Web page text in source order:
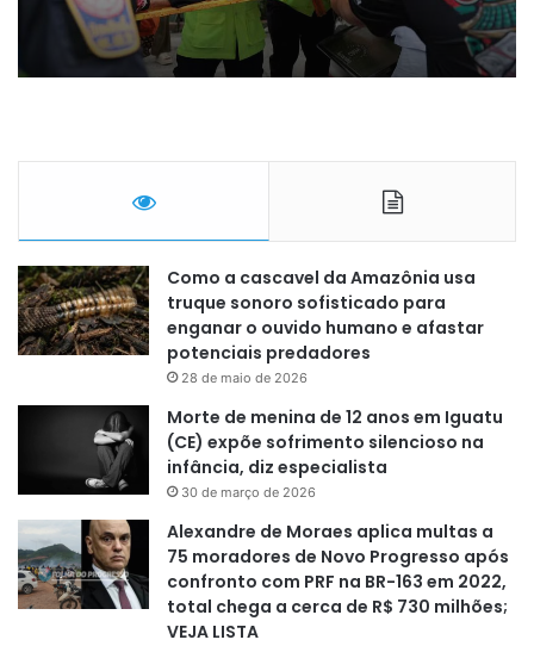
Como a cascavel da Amazônia usa
truque sonoro sofisticado para
enganar o ouvido humano e afastar
potenciais predadores
28 de maio de 2026
Morte de menina de 12 anos em Iguatu
(CE) expõe sofrimento silencioso na
infância, diz especialista
30 de março de 2026
Alexandre de Moraes aplica multas a
75 moradores de Novo Progresso após
confronto com PRF na BR-163 em 2022,
total chega a cerca de R$ 730 milhões;
VEJA LISTA